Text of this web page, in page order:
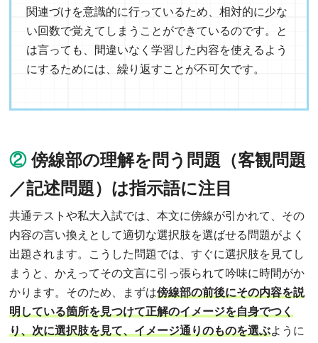
関連づけを意識的に行っているため、相対的に少な
い回数で覚えてしまうことができているのです。と
は言っても、間違いなく学習した内容を使えるよう
にするためには、繰り返すことが不可欠です。
②傍線部の理解を問う問題（客観問題
／記述問題）は指示語に注目
共通テストや私大入試では、本文に傍線が引かれて、その
内容の言い換えとして適切な選択肢を選ばせる問題がよく
出題されます。こうした問題では、すぐに選択肢を見てし
まうと、かえってその文言に引っ張られて吟味に時間がか
かります。そのため、まずは傍線部の前後にその内容を説
明している箇所を見つけて正解のイメージを自身でつく
り、次に選択肢を見て、イメージ通りのものを選ぶように